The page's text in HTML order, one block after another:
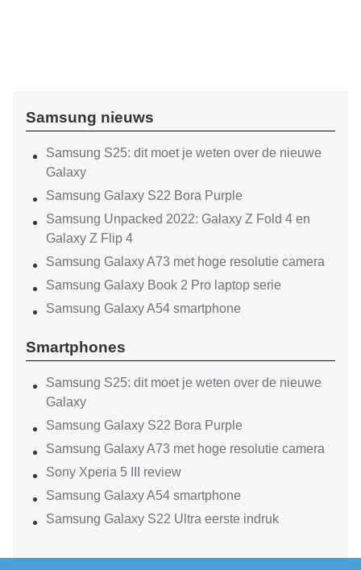
Samsung nieuws
Samsung S25: dit moet je weten over de nieuwe
Galaxy
Samsung Galaxy S22 Bora Purple
Samsung Unpacked 2022: Galaxy Z Fold 4 en
Galaxy Z Flip 4
Samsung Galaxy A73 met hoge resolutie camera
Samsung Galaxy Book 2 Pro laptop serie
Samsung Galaxy A54 smartphone
Smartphones
Samsung S25: dit moet je weten over de nieuwe
Galaxy
Samsung Galaxy S22 Bora Purple
Samsung Galaxy A73 met hoge resolutie camera
Sony Xperia 5 III review
Samsung Galaxy A54 smartphone
Samsung Galaxy S22 Ultra eerste indruk